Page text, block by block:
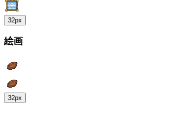
32px
絵画
32px